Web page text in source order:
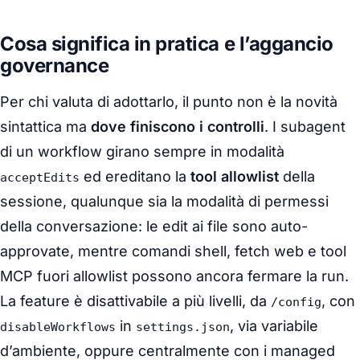
Cosa significa in pratica e l’aggancio
governance
Per chi valuta di adottarlo, il punto non è la novità
sintattica ma dove finiscono i controlli. I subagent
di un workflow girano sempre in modalità
acceptEdits ed ereditano la tool allowlist della
sessione, qualunque sia la modalità di permessi
della conversazione: le edit ai file sono auto-
approvate, mentre comandi shell, fetch web e tool
MCP fuori allowlist possono ancora fermare la run.
La feature è disattivabile a più livelli, da /config, con
disableWorkflows in settings.json, via variabile
d’ambiente, oppure centralmente con i managed